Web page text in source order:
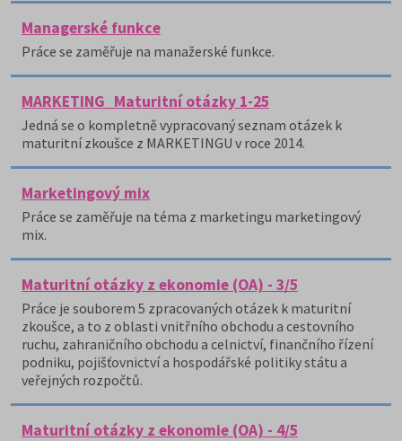
Managerské funkce
Práce se zaměřuje na manažerské funkce.
MARKETING_Maturitní otázky 1-25
Jedná se o kompletně vypracovaný seznam otázek k
maturitní zkoušce z MARKETINGU v roce 2014.
Marketingový mix
Práce se zaměřuje na téma z marketingu marketingový
mix.
Maturitní otázky z ekonomie (OA) - 3/5
Práce je souborem 5 zpracovaných otázek k maturitní
zkoušce, a to z oblasti vnitřního obchodu a cestovního
ruchu, zahraničního obchodu a celnictví, finančního řízení
podniku, pojišťovnictví a hospodářské politiky státu a
veřejných rozpočtů.
Maturitní otázky z ekonomie (OA) - 4/5